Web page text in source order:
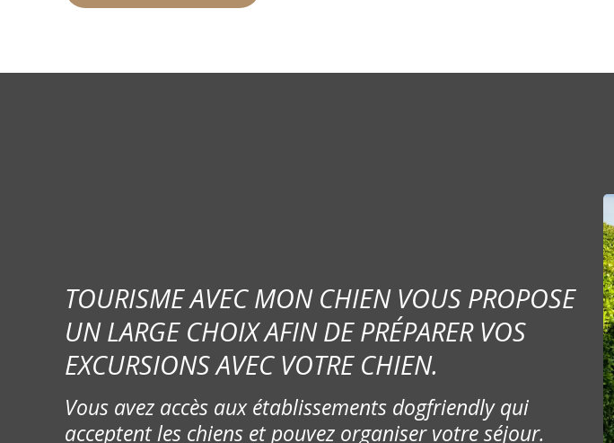
TOURISME AVEC MON CHIEN VOUS PROPOSE
UN LARGE CHOIX AFIN DE PRÉPARER VOS
EXCURSIONS AVEC VOTRE CHIEN.
Vous avez accès aux établissements dogfriendly qui
acceptent les chiens et pouvez organiser votre séjour.